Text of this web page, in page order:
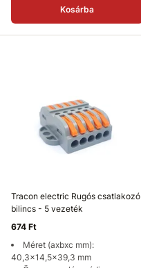
Kosárba
Tracon electric Rugós csatlakozó
bilincs - 5 vezeték
674 Ft
Méret (axbxc mm):
40,3x14,5x39,3 mm